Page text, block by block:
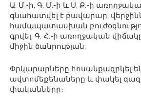
Ա․ Մ.-ի, Գ․ Մ.-ի և Ս․ Ք.-ի
գնահատվել է բավարար․
համապատասխան
գրվել: Գ․ Հ.-ի առողջական
միջին ծանրության:
Փրկարարները հոսանքազրկել
ավտոմեքենաները և փակել
փականները։